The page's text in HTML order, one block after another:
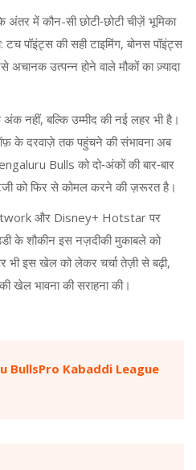
में कौन-सी छोटी‑छोटी चीज़ें भूमिका
टच पॉइंट्स की सही टाइमिंग, बोनस पॉइंट्स
उत्पन्न होने वाले मौकों का ज़्यादा
नहीं, बल्कि उम्मीद की नई लहर भी है।
के दरवाज़े तक पहुंचने की संभावना अब
Bulls को दो‑अंकों की बार‑बार
को फिर से कोमल करने की ज़रूरत है।
और Disney+ Hotstar पर
के शौकीन इस नज़दीकी मुकाबले को
भी इस खेल को लेकर चर्चा तेज़ी से बढ़ी,
की खेल भावना की सराहना की।
BullsPro Kabaddi League